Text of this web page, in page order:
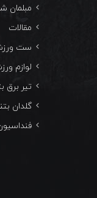
مبلمان
مقالات
ست
لوازم
تیر برق
گلدان